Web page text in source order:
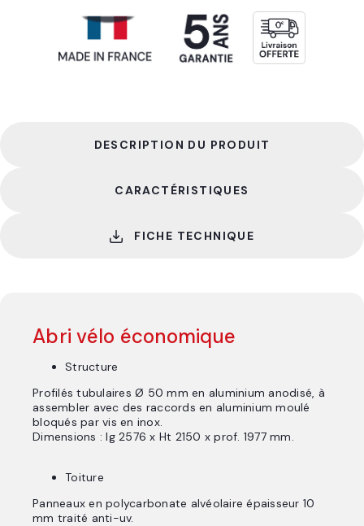
DESCRIPTION DU PRODUIT
CARACTÉRISTIQUES
FICHE TECHNIQUE
Abri vélo économique
Structure
Profilés tubulaires Ø 50 mm en aluminium anodisé, à
assembler avec des raccords en aluminium moulé
bloqués par vis en inox.
Dimensions : lg 2576 x Ht 2150 x prof. 1977 mm.
Toiture
Panneaux en polycarbonate alvéolaire épaisseur 10
mm traité anti-uv.